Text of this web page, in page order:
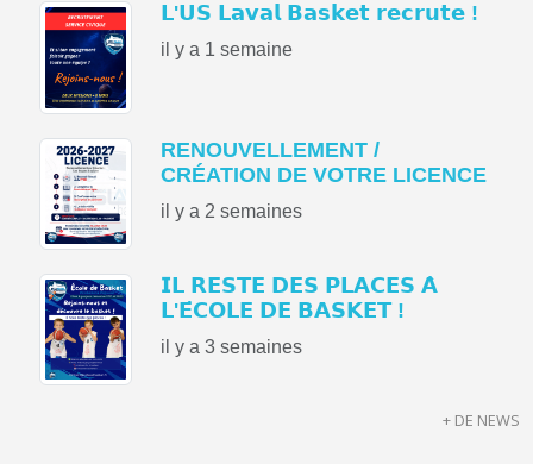
𝗟'𝗨𝗦 𝗟𝗮𝘃𝗮𝗹 𝗕𝗮𝘀𝗸𝗲𝘁 𝗿𝗲𝗰𝗿𝘂𝘁𝗲 !
il y a 1 semaine
RENOUVELLEMENT /
CRÉATION DE VOTRE LICENCE
il y a 2 semaines
𝗜𝗟 𝗥𝗘𝗦𝗧𝗘 𝗗𝗘𝗦 𝗣𝗟𝗔𝗖𝗘𝗦 𝗔̀
𝗟'𝗘́𝗖𝗢𝗟𝗘 𝗗𝗘 𝗕𝗔𝗦𝗞𝗘𝗧 !
il y a 3 semaines
+ DE NEWS